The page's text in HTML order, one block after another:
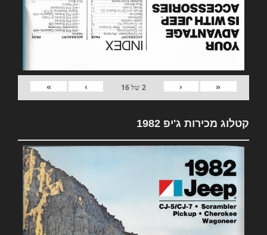
«
‹
2של16
›
»
קטלוג מכירות ג'יפ 1982